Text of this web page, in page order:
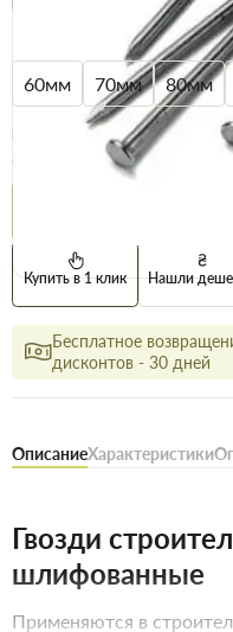
60мм 70мм 80мм
64.5 грн
Опт
62.5
Купить в 1 клик Нашли
Бесплатное
дисконтов - 30 дней
ОписаниеХарактеристики
Гвозди
шлифованные
Применяются в